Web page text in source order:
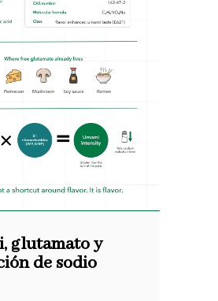
glutamato y
de sodio